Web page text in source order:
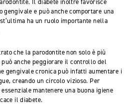
Il diabete inoltre favorisce
gengivale e può anche comportare una
ha un ruolo importante nella
che la parodontite non solo è più
anche peggiorare il controllo del
gengivale cronica può infatti aumentare i
creando un circolo vizioso. Per
mantenere una buona igiene
il diabete.